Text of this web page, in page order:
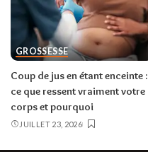
GROSSESSE
Coup de jus en étant enceinte :
ce que ressent vraiment votre
corps et pourquoi
JUILLET 23, 2026